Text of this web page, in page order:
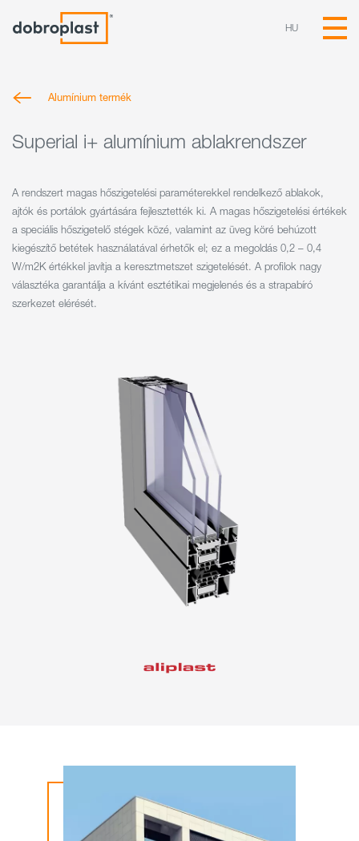
HU
Alumínium termék
Superial i+ alumínium ablakrendszer
A rendszert magas hőszigetelési paraméterekkel rendelkező ablakok,
ajtók és portálok gyártására fejlesztették ki. A magas hőszigetelési értékek
a speciális hőszigetelő stégek közé, valamint az üveg köré behúzott
kiegészítő betétek használatával érhetők el; ez a megoldás 0,2 – 0,4
W/m2K értékkel javítja a keresztmetszet szigetelését. A profilok nagy
választéka garantálja a kívánt esztétikai megjelenés és a strapabíró
szerkezet elérését.